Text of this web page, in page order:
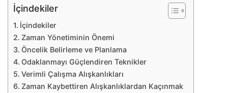
İçindekiler
İçindekiler
Zaman Yönetiminin Önemi
Öncelik Belirleme ve Planlama
Odaklanmayı Güçlendiren Teknikler
Verimli Çalışma Alışkanlıkları
Zaman Kaybettiren Alışkanlıklardan Kaçınmak